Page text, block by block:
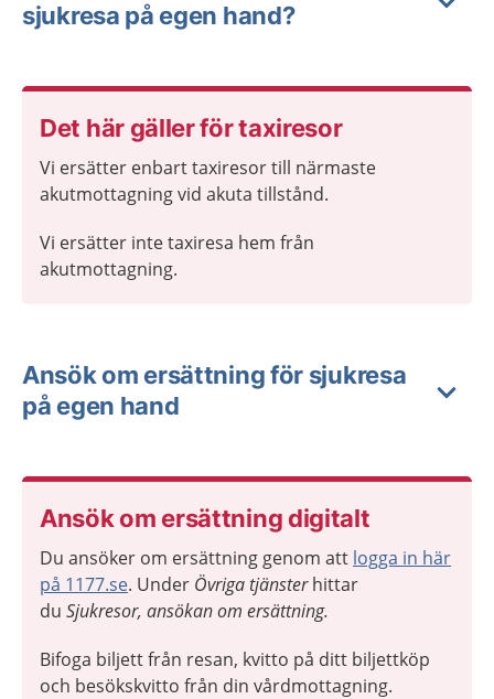
sjukresa på egen hand?
Det här gäller för taxiresor
Vi ersätter enbart taxiresor till närmaste
akutmottagning vid akuta tillstånd.
Vi ersätter inte taxiresa hem från
akutmottagning.
Ansök om ersättning för sjukresa
på egen hand
Ansök om ersättning digitalt
Du ansöker om ersättning genom att logga in här
på 1177.se. Under Övriga tjänsterhittar
du Sjukresor, ansökan om ersättning.
Bifoga biljett från resan, kvitto på ditt biljettköp
och besökskvitto från din vårdmottagning.